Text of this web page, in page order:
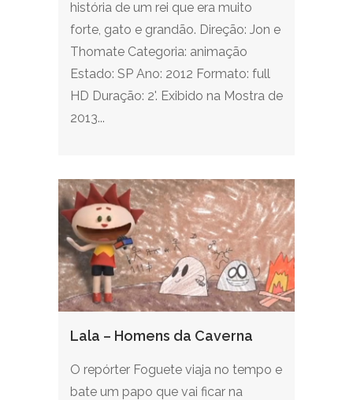
história de um rei que era muito
forte, gato e grandão. Direção: Jon e
Thomate Categoria: animação
Estado: SP Ano: 2012 Formato: full
HD Duração: 2'. Exibido na Mostra de
2013...
Lala – Homens da Caverna
O repórter Foguete viaja no tempo e
bate um papo que vai ficar na